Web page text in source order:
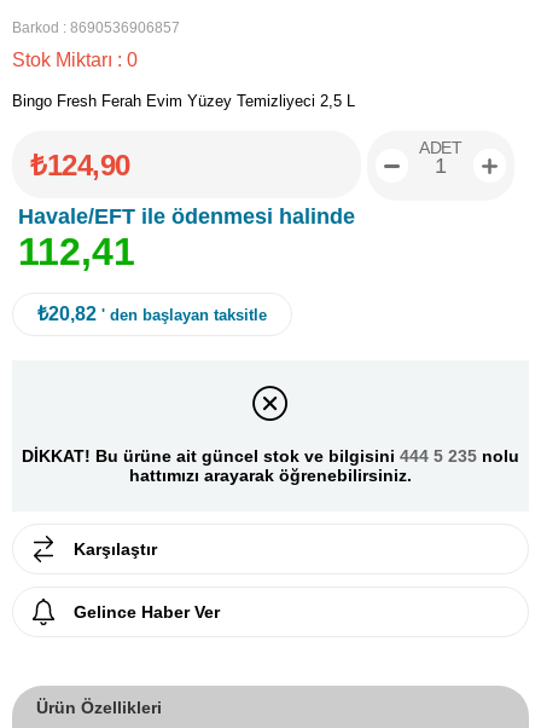
Barkod : 8690536906857
Stok Miktarı : 0
Bingo Fresh Ferah Evim Yüzey Temizliyeci 2,5 L
₺124,90
Havale/EFT ile ödenmesi halinde
112,41
ADET
₺20,82 ' den başlayan taksitle
DİKKAT! Bu ürüne ait güncel stok ve bilgisini 444 5 235 nolu
hattımızı arayarak öğrenebilirsiniz.
Karşılaştır
Gelince Haber Ver
Ürün Özellikleri